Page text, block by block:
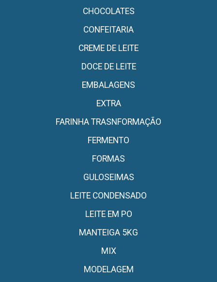
CHOCOLATES
CONFEITARIA
CREME DE LEITE
DOCE DE LEITE
EMBALAGENS
EXTRA
FARINHA TRASNFORMAÇÃO
FERMENTO
FORMAS
GULOSEIMAS
LEITE CONDENSADO
LEITE EM PO
MANTEIGA 5KG
MIX
MODELAGEM